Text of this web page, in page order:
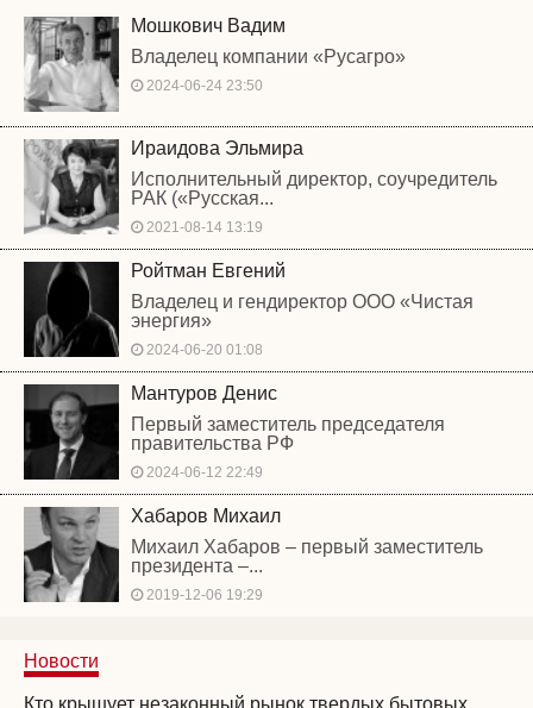
Мошкович Вадим
Владелец компании «Русагро»
2024-06-24 23:50
Ираидова Эльмира
Исполнительный директор, соучредитель
РАК («Русская...
2021-08-14 13:19
Ройтман Евгений
Владелец и гендиректор ООО «Чистая
энергия»
2024-06-20 01:08
Мантуров Денис
Первый заместитель председателя
правительства РФ
2024-06-12 22:49
Хабаров Михаил
Михаил Хабаров – первый заместитель
президента –...
2019-12-06 19:29
Новости
Кто крышует незаконный рынок твердых бытовых